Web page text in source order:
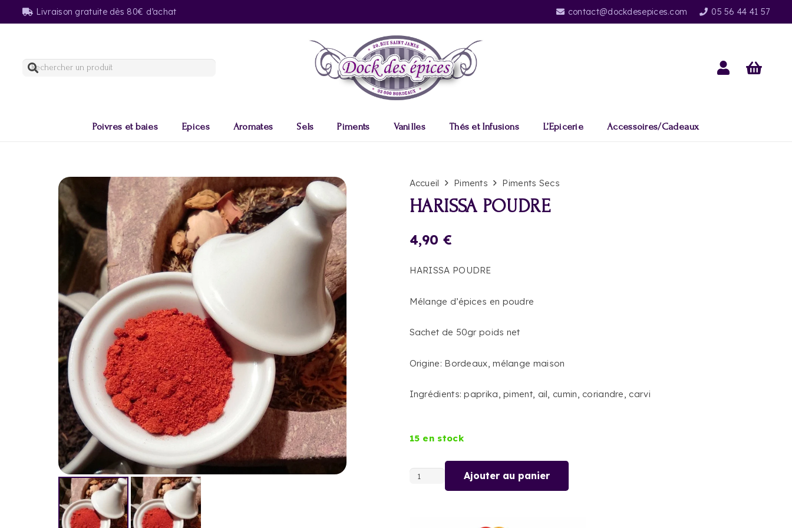
Livraison gratuite dès 80€ d’achat contact@dockdesepices.com 05 56 44 41 57
Poivres et baies Epices Aromates Sels Piments Vanilles Thés et Infusions L’Epicerie Accessoires/Cadeaux
Accueil Piments Piments Secs
HARISSA POUDRE
4,90 €
HARISSA POUDRE
Mélange d’épices en poudre
Sachet de 50gr poids net
Origine: Bordeaux, mélange maison
Ingrédients: paprika, piment, ail, cumin, coriandre, carvi
15 en stock
quantité
Ajouter au panier